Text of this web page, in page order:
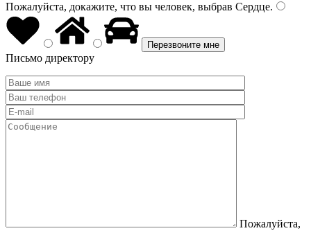
Пожалуйста, докажите, что вы человек, выбрав Сердце.
Письмо директору
Пожалуйста,